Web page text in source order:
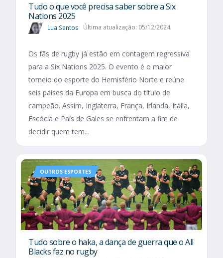
Tudo o que você precisa saber sobre a Six
Nations 2025​
Lua Santos Última atualização: 05/12/2024
Os fãs de rugby já estão em contagem regressiva
para a Six Nations 2025. O evento é o maior
torneio do esporte do Hemisfério Norte e reúne
seis países da Europa em busca do título de
campeão. Assim, Inglaterra, França, Irlanda, Itália,
Escócia e País de Gales se enfrentam a fim de
decidir quem tem...
OUTROS ESPORTES
Tudo sobre o haka, a dança de guerra que o All
Blacks faz no rugby